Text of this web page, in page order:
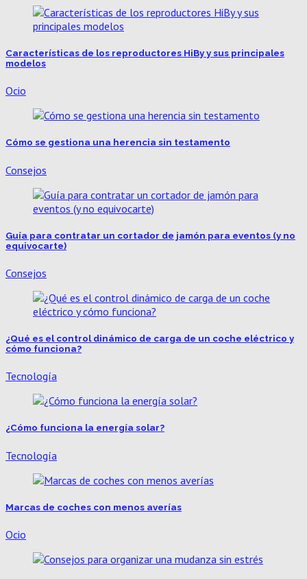
Características de los reproductores HiBy y sus principales
modelos
Ocio
Cómo se gestiona una herencia sin testamento
Consejos
Guía para contratar un cortador de jamón para eventos (y no
equivocarte)
Consejos
¿Qué es el control dinámico de carga de un coche eléctrico y
cómo funciona?
Tecnología
¿Cómo funciona la energía solar?
Tecnología
Marcas de coches con menos averías​
Ocio